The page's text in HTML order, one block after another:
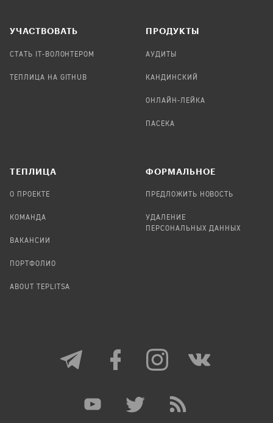
УЧАСТВОВАТЬ
СТАТЬ IT-ВОЛОНТЕРОМ
ТЕПЛИЦА НА GITHUB
ПРОДУКТЫ
АУДИТЫ
КАНДИНСКИЙ
ОНЛАЙН-ЛЕЙКА
ПАСЕКА
TЕПЛИЦА
О ПРОЕКТЕ
КОМАНДА
ВАКАНСИИ
ПОРТФОЛИО
ABOUT TEPLITSA
ФОРМАЛЬНОЕ
ПРЕДЛОЖИТЬ НОВОСТЬ
УДАЛЕНИЕ
ПЕРСОНАЛЬНЫХ ДАННЫХ